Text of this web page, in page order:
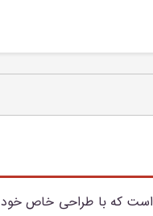
که با طراحی خاص خود